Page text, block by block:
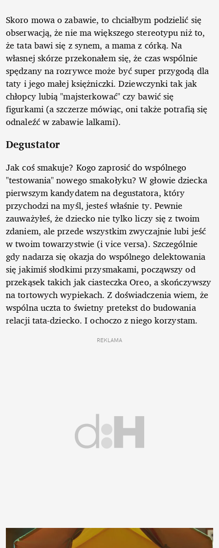
Skoro mowa o zabawie, to chciałbym podzielić się
obserwacją, że nie ma większego stereotypu niż to,
że tata bawi się z synem, a mama z córką. Na
własnej skórze przekonałem się, że czas wspólnie
spędzany na rozrywce może być super przygodą dla
taty i jego małej księżniczki. Dziewczynki tak jak
chłopcy lubią "majsterkować" czy bawić się
figurkami (a szczerze mówiąc, oni także potrafią się
odnaleźć w zabawie lalkami).
Degustator
Jak coś smakuje? Kogo zaprosić do wspólnego
"testowania" nowego smakołyku? W głowie dziecka
pierwszym kandydatem na degustatora, który
przychodzi na myśl, jesteś właśnie ty. Pewnie
zauważyłeś, że dziecko nie tylko liczy się z twoim
zdaniem, ale przede wszystkim zwyczajnie lubi jeść
w twoim towarzystwie (i vice versa). Szczególnie
gdy nadarza się okazja do wspólnego delektowania
się jakimiś słodkimi przysmakami, począwszy od
przekąsek takich jak ciasteczka Oreo, a skończywszy
na tortowych wypiekach. Z doświadczenia wiem, że
wspólna uczta to świetny pretekst do budowania
relacji tata-dziecko. I ochoczo z niego korzystam.
REKLAMA